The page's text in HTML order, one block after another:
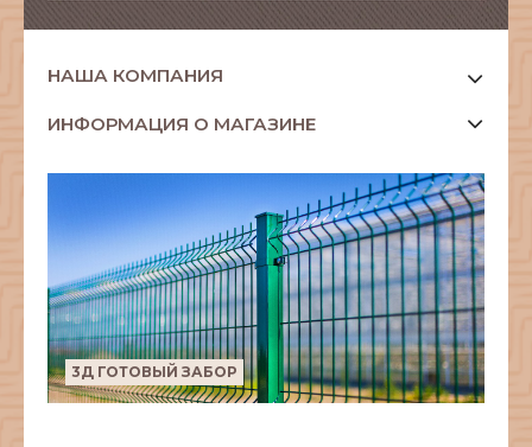
НАША КОМПАНИЯ
ИНФОРМАЦИЯ О МАГАЗИНЕ
3Д ГОТОВЫЙ ЗАБОР